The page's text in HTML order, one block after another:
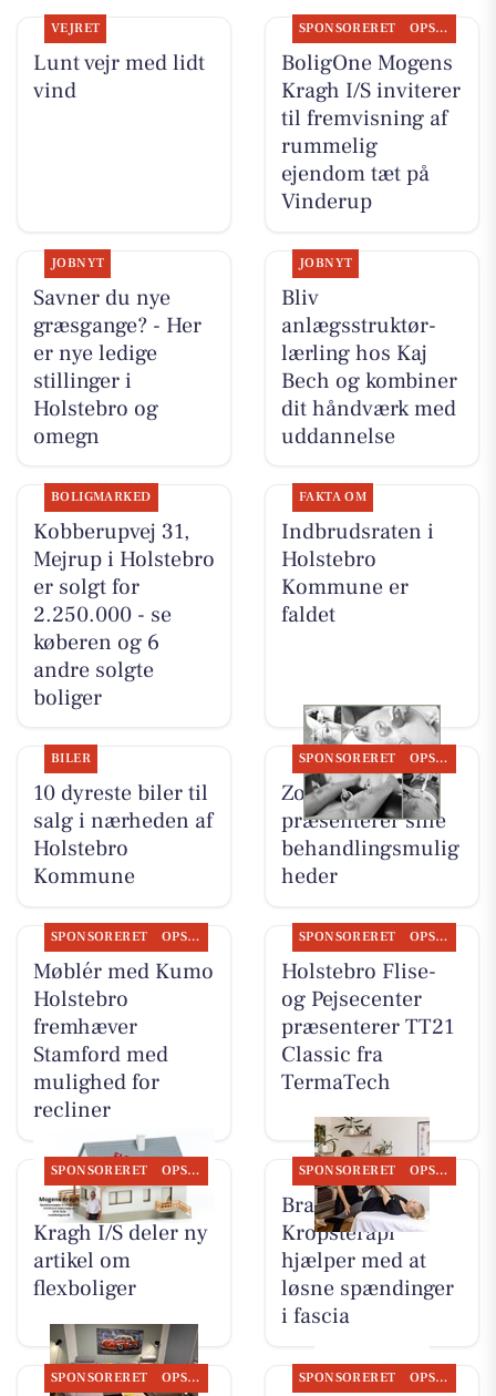
VEJRET
Lunt vejr med lidt
vind
SPONSORERET OPSLAGSTAVLEN
BoligOne Mogens
Kragh I/S inviterer
til fremvisning af
rummelig
ejendom tæt på
Vinderup
JOBNYT
Savner du nye
græsgange? - Her
er nye ledige
stillinger i
Holstebro og
omegn
JOBNYT
Bliv
anlægsstruktør-
lærling hos Kaj
Bech og kombiner
dit håndværk med
uddannelse
BOLIGMARKED
Kobberupvej 31,
Mejrup i Holstebro
er solgt for
2.250.000 - se
køberen og 6
andre solgte
boliger
FAKTA OM
Indbrudsraten i
Holstebro
Kommune er
faldet
BILER
10 dyreste biler til
salg i nærheden af
Holstebro
Kommune
SPONSORERET OPSLAGSTAVLEN
Zones By Gitte
præsenterer sine
behandlingsmulig
heder
SPONSORERET OPSLAGSTAVLEN
Møblér med Kumo
Holstebro
fremhæver
Stamford med
mulighed for
recliner
SPONSORERET OPSLAGSTAVLEN
Holstebro Flise-
og Pejsecenter
præsenterer TT21
Classic fra
TermaTech
SPONSORERET OPSLAGSTAVLEN
BoligOne Mogens
Kragh I/S deler ny
artikel om
flexboliger
SPONSORERET OPSLAGSTAVLEN
Brandsborgs
Kropsterapi
hjælper med at
løsne spændinger
i fascia
SPONSORERET OPSLAGSTAVLEN SPONSORERET OPSLAGSTAVLEN